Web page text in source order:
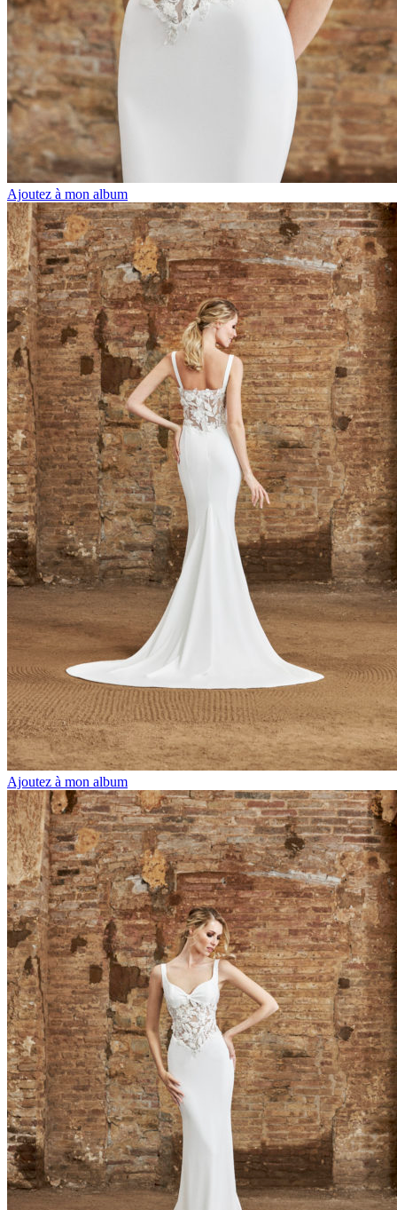
Ajoutez à mon album
Ajoutez à mon album